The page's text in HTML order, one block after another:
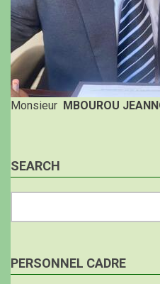
Monsieur MBOUROU
SEARCH
PERSONNEL CADRE